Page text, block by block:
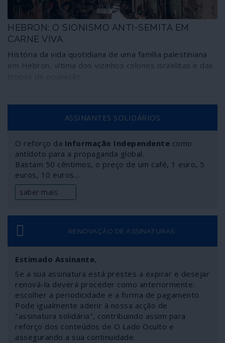
HEBRON: O SIONISMO ANTI-SEMITA EM
CARNE VIVA
História da vida quotidiana de uma família palestiniana
em Hebron, vítima dos vizinhos colonos israelitas e das
ASSINANTES SOLIDÁRIOS
O reforço da Informação Independente como
antídoto para a propaganda global.
Bastam 50 cêntimos, o preço de um café, 1 euro, 5
euros, 10 euros…
saber mais
RENOVAÇÃO DE ASSINATURAS
Estimado Assinante,
Se a sua assinatura está prestes a expirar e desejar
renová-la deverá proceder como anteriormente:
escolher a periodicidade e a forma de pagamento.
Pode igualmente aderir à nossa acção de
"assinatura solidária", contribuindo assim para
reforço dos conteúdos de O Lado Oculto e
assegurando a sua continuidade.